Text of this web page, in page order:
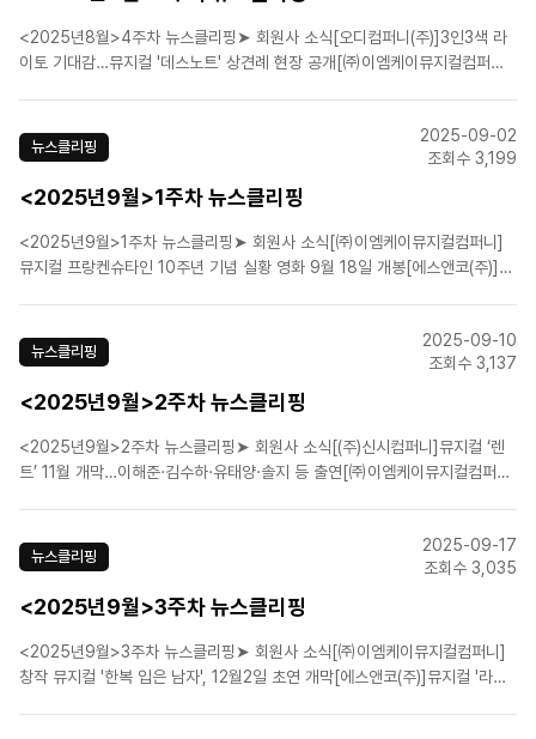
<2025년8월>4주차 뉴스클리핑➤ 회원사 소식[오디컴퍼니(주)]3인3색 라
이토 기대감…뮤지컬 '데스노트' 상견례 현장 공개[㈜이엠케이뮤지컬컴퍼니]
지컬 ‘아몬드’ 다음 달 개막➤ 업계뉴스20년..
뉴스클리핑
2025-09-02
조회수 3,199
<2025년9월>1주차 뉴스클리핑
<2025년9월>1주차 뉴스클리핑➤ 회원사 소식[㈜이엠케이뮤지컬컴퍼니]
뮤지컬 프랑켄슈타인 10주년 기념 실황 영화 9월 18일 개봉[에스앤코(주)]누
'물랑루즈!' 11월 화려한 개막…홍..
뉴스클리핑
2025-09-10
조회수 3,137
<2025년9월>2주차 뉴스클리핑
<2025년9월>2주차 뉴스클리핑➤ 회원사 소식[(주)신시컴퍼니]뮤지컬 ‘렌
트’ 11월 개막…이해준·김수하·유태양·솔지 등 출연[㈜이엠케이뮤지컬컴퍼니]
등 27인, '라이프 오브..
뉴스클리핑
2025-09-17
조회수 3,035
<2025년9월>3주차 뉴스클리핑
<2025년9월>3주차 뉴스클리핑➤ 회원사 소식[㈜이엠케이뮤지컬컴퍼니]
창작 뮤지컬 '한복 입은 남자', 12월2일 초연 개막[에스앤코(주)]뮤지컬 '라이